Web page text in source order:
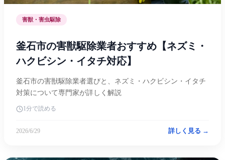
害獣・害虫駆除
釜石市の害獣駆除業者おすすめ【ネズミ・
ハクビシン・イタチ対応】
釜石市の害獣駆除業者選びと、ネズミ・ハクビシン・イタチ
対策について専門家が詳しく解説
1分で読める
2026/6/29 詳しく見る →